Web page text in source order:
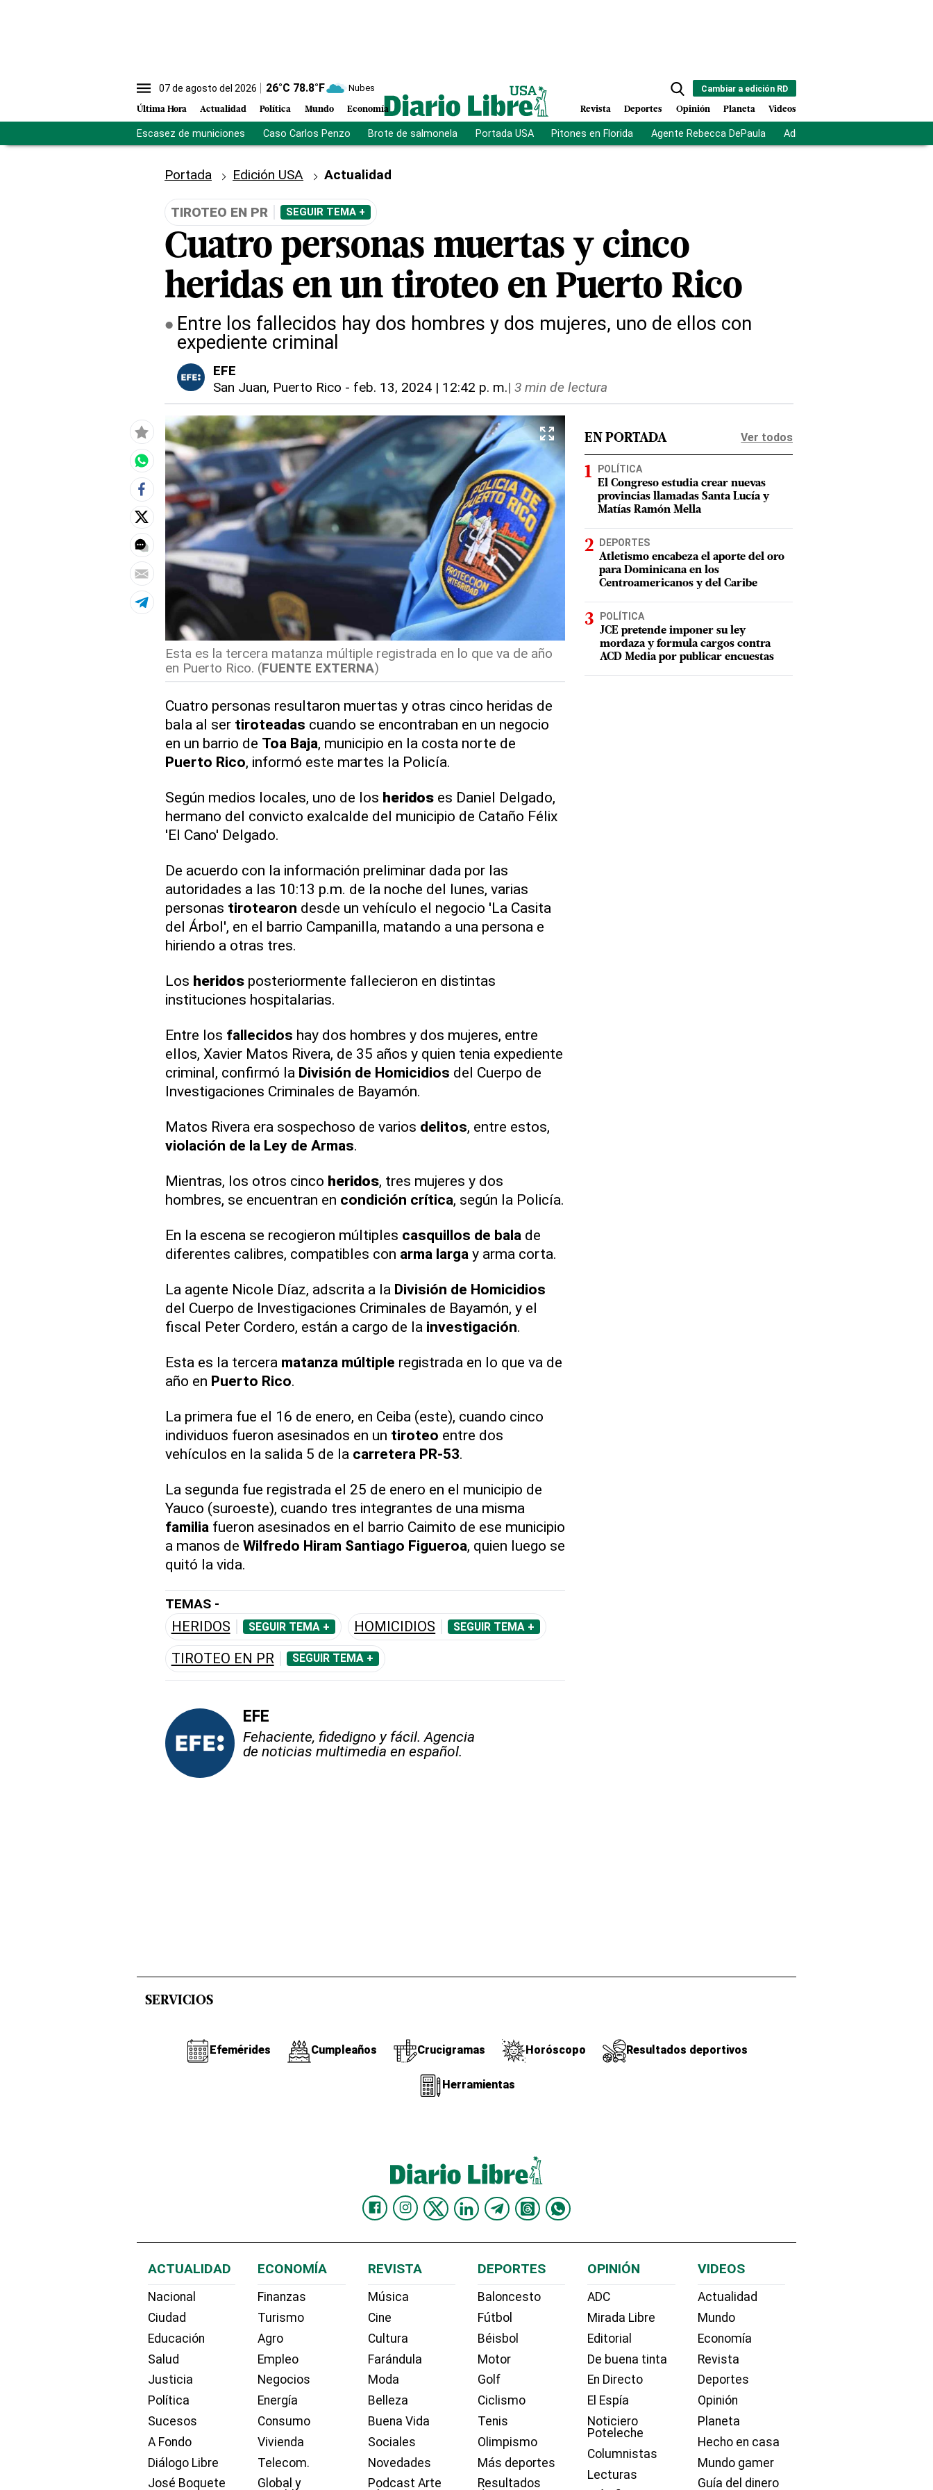
07 de agosto del 2026 26°C 78.8°F Nubes
Última Hora Actualidad Política Mundo Economía
Cambiar a edición RD
Revista Deportes Opinión Planeta Videos
Escasez de municiones Caso Carlos Penzo Brote de salmonela Portada USA Pitones en Florida Agente Rebecca DePaula Adriano Espaillat
Portada Edición USA Actualidad
TIROTEO EN PR SEGUIR TEMA +
Cuatro personas muertas y cinco
heridas en un tiroteo en Puerto Rico
Entre los fallecidos hay dos hombres y dos mujeres, uno de ellos con
expediente criminal
EFE
San Juan, Puerto Rico - feb. 13, 2024 | 12:42 p. m.| 3 min de lectura
Esta es la tercera matanza múltiple registrada en lo que va de año
en Puerto Rico. (FUENTE EXTERNA)
Cuatro personas resultaron muertas y otras cinco heridas de
bala al ser tiroteadas cuando se encontraban en un negocio
en un barrio de Toa Baja, municipio en la costa norte de
Puerto Rico, informó este martes la Policía.
Según medios locales, uno de los heridoses Daniel Delgado,
hermano del convicto exalcalde del municipio de Cataño Félix
'El Cano' Delgado.
De acuerdo con la información preliminar dada por las
autoridades a las 10:13 p.m. de la noche del lunes, varias
personas tirotearon desde un vehículo el negocio 'La Casita
del Árbol', en el barrio Campanilla, matando a una persona e
hiriendo a otras tres.
Los heridosposteriormente fallecieron en distintas
instituciones hospitalarias.
Entre los fallecidos hay dos hombres y dos mujeres, entre
ellos, Xavier Matos Rivera, de 35 años y quien tenia expediente
criminal, confirmó la División de Homicidios del Cuerpo de
Investigaciones Criminales de Bayamón.
Matos Rivera era sospechoso de varios delitos, entre estos,
violación de la Ley de Armas.
Mientras, los otros cinco heridos, tres mujeres y dos
hombres, se encuentran en condición crítica, según la Policía.
En la escena se recogieron múltiples casquillos de balade
diferentes calibres, compatibles con arma largay arma corta.
La agente Nicole Díaz, adscrita a la División de Homicidios
del Cuerpo de Investigaciones Criminales de Bayamón, y el
fiscal Peter Cordero, están a cargo de la investigación.
Esta es la tercera matanza múltiple registrada en lo que va de
año en Puerto Rico.
La primera fue el 16 de enero, en Ceiba (este), cuando cinco
individuos fueron asesinados en un tiroteo entre dos
vehículos en la salida 5 de la carretera PR-53.
La segunda fue registrada el 25 de enero en el municipio de
Yauco (suroeste), cuando tres integrantes de una misma
familiafueron asesinados en el barrio Caimito de ese municipio
a manos de Wilfredo Hiram Santiago Figueroa, quien luego se
quitó la vida.
TEMAS -
HERIDOS SEGUIR TEMA + HOMICIDIOS SEGUIR TEMA +
TIROTEO EN PR SEGUIR TEMA +
EFE
Fehaciente, fidedigno y fácil. Agencia
de noticias multimedia en español.
EN PORTADA Ver todos
POLÍTICA
El Congreso estudia crear nuevas
provincias llamadas Santa Lucía y
Matías Ramón Mella
DEPORTES
Atletismo encabeza el aporte del oro
para Dominicana en los
Centroamericanos y del Caribe
POLÍTICA
JCE pretende imponer su ley
mordaza y formula cargos contra
ACD Media por publicar encuestas
SERVICIOS
Efemérides Cumpleaños Crucigramas Horóscopo Resultados deportivos
Herramientas
ACTUALIDAD
Nacional
Ciudad
Educación
Salud
Justicia
Política
Sucesos
A Fondo
Diálogo Libre
José Boquete
ECONOMÍA
Finanzas
Turismo
Agro
Empleo
Negocios
Energía
Consumo
Vivienda
Telecom.
Global y
REVISTA
Música
Cine
Cultura
Farándula
Moda
Belleza
Buena Vida
Sociales
Novedades
Podcast Arte
DEPORTES
Baloncesto
Fútbol
Béisbol
Motor
Golf
Ciclismo
Tenis
Olimpismo
Más deportes
Resultados
OPINIÓN
ADC
Mirada Libre
Editorial
De buena tinta
En Directo
El Espía
Noticiero
Poteleche
Columnistas
Lecturas
VIDEOS
Actualidad
Mundo
Economía
Revista
Deportes
Opinión
Planeta
Hecho en casa
Mundo gamer
Guía del dinero